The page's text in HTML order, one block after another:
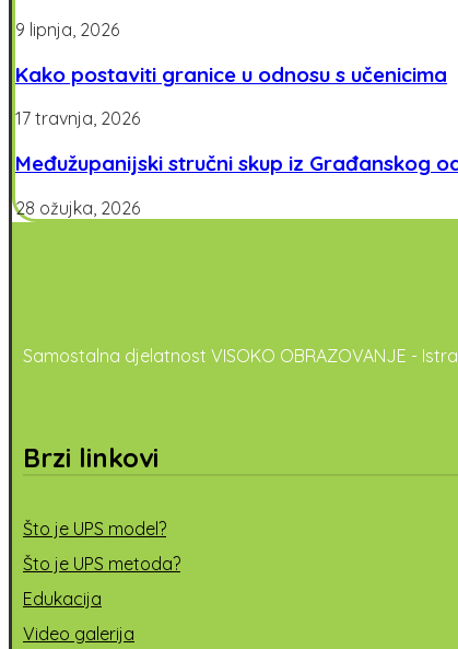
9 lipnja, 2026
Kako postaviti granice u odnosu s učenicima
17 travnja, 2026
Međužupanijski stručni skup iz Građanskog
28 ožujka, 2026
Samostalna djelatnost VISOKO OBRAZOVANJE -
Brzi linkovi
Što je UPS model?
Što je UPS metoda?
Edukacija
Video galerija